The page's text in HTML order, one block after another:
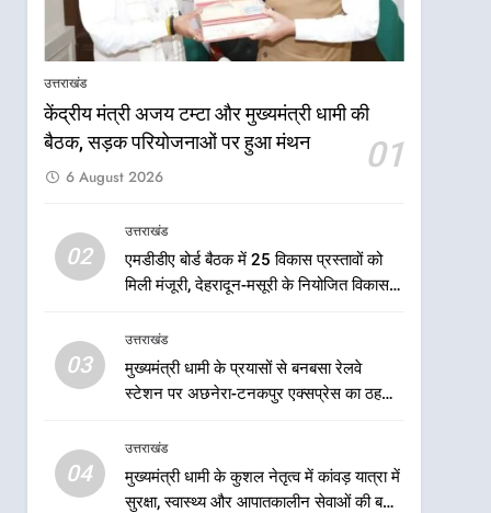
उत्तराखंड
केंद्रीय मंत्री अजय टम्टा और मुख्यमंत्री धामी की
बैठक, सड़क परियोजनाओं पर हुआ मंथन
01
6 August 2026
02
उत्तराखंड
एमडीडीए बोर्ड बैठक में 25 विकास प्रस्तावों को
मिली मंजूरी, देहरादून-मसूरी के नियोजित विकास
03
उत्तराखंड
मुख्यमंत्री धामी के प्रयासों से बनबसा रेलवे
स्टेशन पर अछनेरा-टनकपुर एक्सप्रेस का ठहराव
04
उत्तराखंड
मुख्यमंत्री धामी के कुशल नेतृत्व में कांवड़ यात्रा में
सुरक्षा, स्वास्थ्य और आपातकालीन सेवाओं की बनी
आपदा के मलबे से उम्मीद की नई
सुबह, मुख्यमंत्री धामी ने ₹33
करोड़ के विकास और राहत कार्यों
भरोसे का प्रतीक
7
मंत्री गणेश जोशी ने किसानों से
संवाद कर उन्हें सरकार की विभिन्न
आह्वान किया
8
खेल मंत्री रेखा आर्या ने देवभूमि से
बुलंद किया 2036 ओलंपिक
1
केंद्रीय मंत्री अजय टम्टा और
2